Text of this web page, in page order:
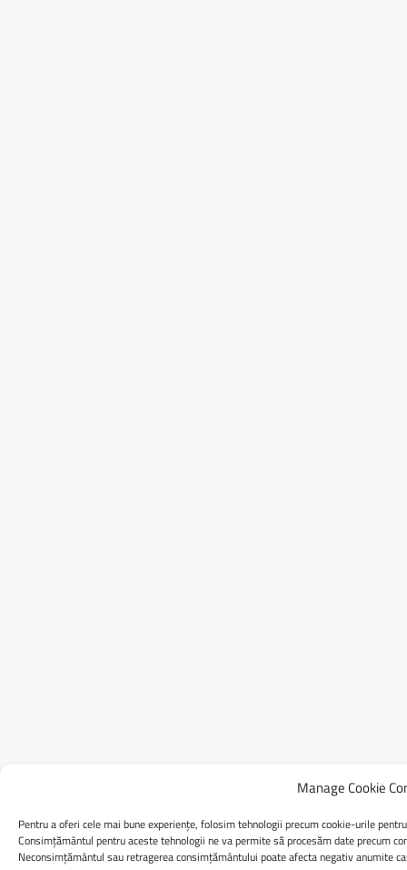
Manage Cookie
Pentru a oferi cele mai bune experiențe, folosim tehnologii precum cookie-urile
Consimțământul pentru aceste tehnologii ne va permite să procesăm date precum
Neconsimțământul sau retragerea consimțământului poate afecta negativ anumite